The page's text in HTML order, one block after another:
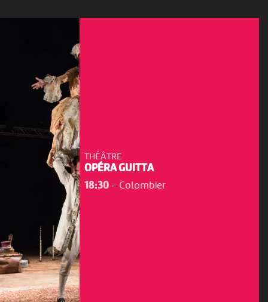
THÉÂTRE
OPÉRA GUITTA
18:30- Colombier